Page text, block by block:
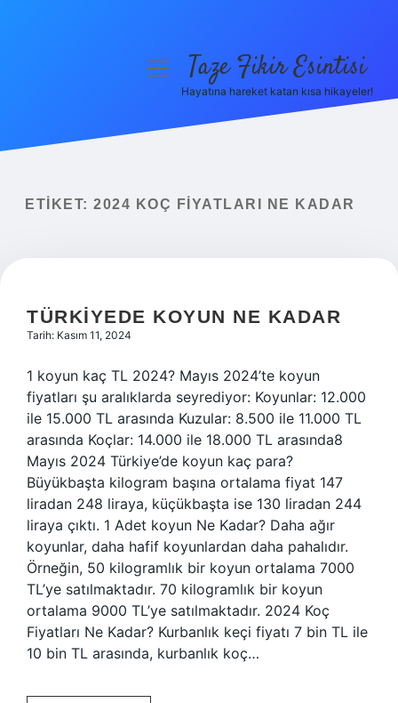
Yasal Uyarı
menüyüTaze Fikir Esintisi
Hayatına hareket katan kısa hikayeler!
ETIKET: 2024 KOÇ FIYATLARI NE KADAR
TÜRKIYEDE KOYUN NE KADAR
Tarih: Kasım 11, 2024
1 koyun kaç TL 2024? Mayıs 2024’te koyun
fiyatları şu aralıklarda seyrediyor: Koyunlar: 12.000
ile 15.000 TL arasında Kuzular: 8.500 ile 11.000 TL
arasında Koçlar: 14.000 ile 18.000 TL arasında8
Mayıs 2024 Türkiye’de koyun kaç para?
Büyükbaşta kilogram başına ortalama fiyat 147
liradan 248 liraya, küçükbaşta ise 130 liradan 244
liraya çıktı. 1 Adet koyun Ne Kadar? Daha ağır
koyunlar, daha hafif koyunlardan daha pahalıdır.
Örneğin, 50 kilogramlık bir koyun ortalama 7000
TL’ye satılmaktadır. 70 kilogramlık bir koyun
ortalama 9000 TL’ye satılmaktadır. 2024 Koç
Fiyatları Ne Kadar? Kurbanlık keçi fiyatı 7 bin TL ile
10 bin TL arasında, kurbanlık koç…